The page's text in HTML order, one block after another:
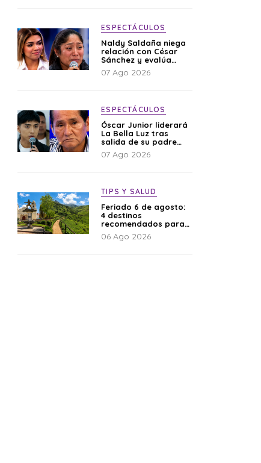
ESPECTÁCULOS
Naldy Saldaña niega
relación con César
Sánchez y evalúa
denunciar a su
esposa: “Es una
07 Ago 2026
ESPECTÁCULOS
Óscar Junior liderará
La Bella Luz tras
salida de su padre
por polémica con
Naldy Saldaña
07 Ago 2026
TIPS Y SALUD
Feriado 6 de agosto:
4 destinos
recomendados para
disfrutar el descanso
06 Ago 2026